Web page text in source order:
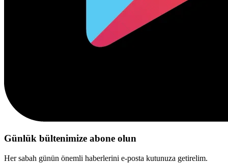
Günlük bültenimize abone olun
Her sabah günün önemli haberlerini e-posta kutunuza getirelim.